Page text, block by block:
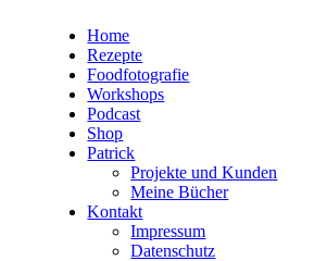
Home
Rezepte
Foodfotografie
Workshops
Podcast
Shop
Patrick
Projekte und Kunden
Meine Bücher
Kontakt
Impressum
Datenschutz